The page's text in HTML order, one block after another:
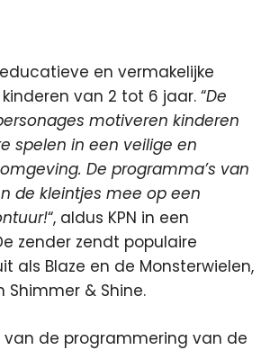
en vermakelijke
van 2 tot 6 jaar. “De
motiveren kinderen
spelen in een veilige en
De programma’s van
de kleintjes mee op een
“, aldus KPN in een
zender zendt populaire
als Blaze en de Monsterwielen,
Shimmer & Shine.
van de programmering van de